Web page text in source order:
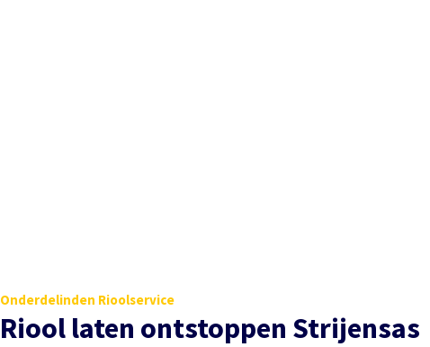
Onderdelinden Rioolservice
Riool laten ontstoppen Strijensas